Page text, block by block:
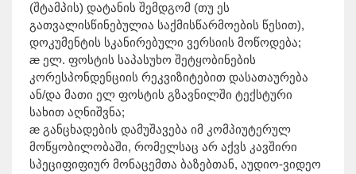
(შტამპის) დატანის შემდგომ (თუ ეს
გათვალისწინებულია საქმისწარმოების წესით),
დოკუმენტის სკანირებული ვერსიის მოწოდება;
æ ელ. ფოსტის საპასუხო შეტყობინების
კორესპონდენციის რეკვიზიტებით დასათაურება
ან/და მათი ელ ფოსტის გზავნილში ტექსტური
სახით აღნიშვნა;
æ განცხადების დამუშავება იმ კომპიუტერულ
მოწყობილობაში, რომელსაც არ აქვს კავშირი
სპეციფიფიურ მონაცემთა ბაზებთან, აუდიო-ვიდეო